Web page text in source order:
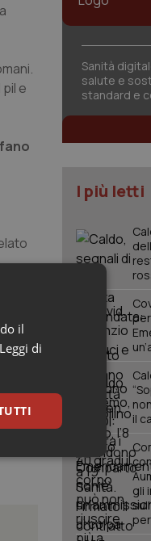
e
Sanità
salute e
standard e
I più letti
il
gli
il
Leggi di